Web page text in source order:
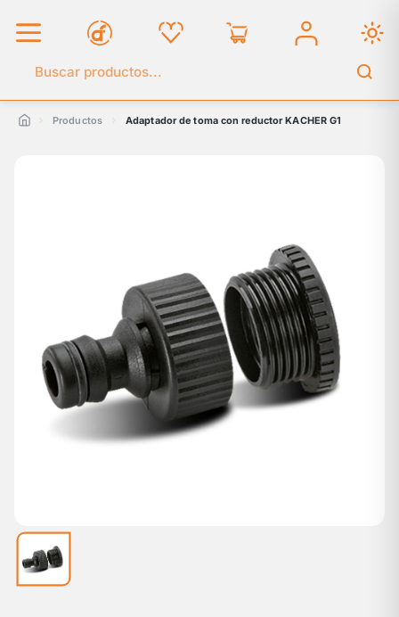
Buscar en el catálogo
Productos Adaptador de toma con reductor KACHER G1